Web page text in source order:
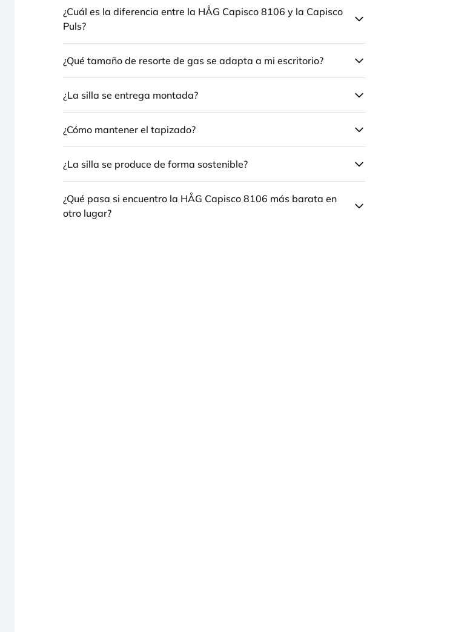
¿Cuál es la diferencia entre la HÅG Capisco 8106 y la Capisco
Puls?
¿Qué tamaño de resorte de gas se adapta a mi escritorio?
¿La silla se entrega montada?
¿Cómo mantener el tapizado?
¿La silla se produce de forma sostenible?
¿Qué pasa si encuentro la HÅG Capisco 8106 más barata en
otro lugar?